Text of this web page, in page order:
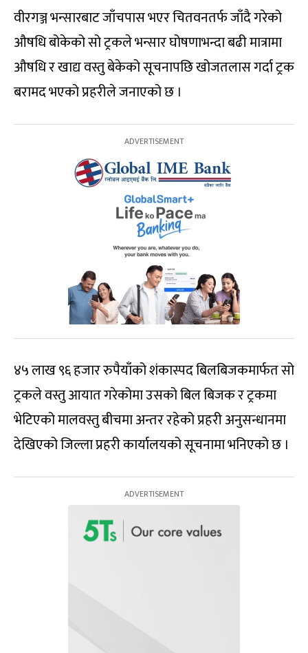
वीरगञ्ज भन्सारबाट जाँचपास भएर चितवनतर्फ जाँदै गरेको
औषधि बोकेको सो ट्रकले भन्सार घोषणाभन्दा बढी मात्रामा
औषधि र खाद्य वस्तु बेकेको सूचनापछि खोजतलास गर्दा ट्रक
बरामद भएको प्रहरीले जनाएको छ ।
४५ लाख ९६ हजार रुपैयाँको शंकास्पद बिलबिजकमार्फत सो
ट्रकले वस्तु आयात गरेकोमा उसको बिल बिजक र ट्रकमा
भेटिएको मालवस्तु बीचमा अन्तर रहेको प्रहरी अनुसन्धानमा
देखिएको जिल्ला प्रहरी कार्यालयको सूचनामा भनिएको छ ।